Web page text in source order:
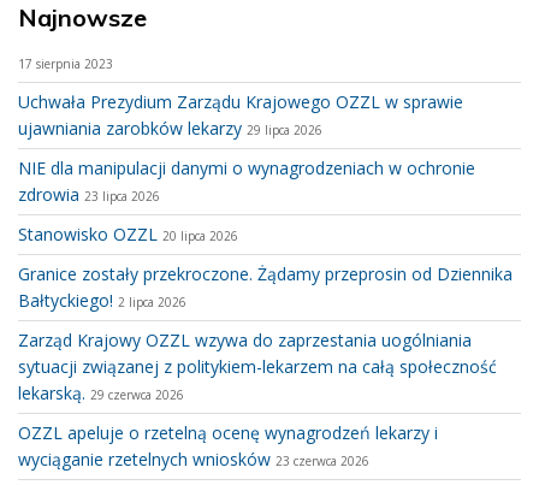
Najnowsze
17 sierpnia 2023
Uchwała Prezydium Zarządu Krajowego OZZL w sprawie
ujawniania zarobków lekarzy 29 lipca 2026
NIE dla manipulacji danymi o wynagrodzeniach w ochronie
zdrowia 23 lipca 2026
Stanowisko OZZL 20 lipca 2026
Granice zostały przekroczone. Żądamy przeprosin od Dziennika
Bałtyckiego! 2 lipca 2026
Zarząd Krajowy OZZL wzywa do zaprzestania uogólniania
sytuacji związanej z politykiem-lekarzem na całą społeczność
lekarską. 29 czerwca 2026
OZZL apeluje o rzetelną ocenę wynagrodzeń lekarzy i
wyciąganie rzetelnych wniosków 23 czerwca 2026